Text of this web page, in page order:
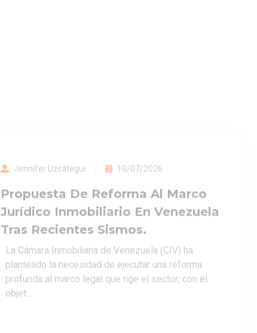
LEER MÁS COMPARTIR
Jennifer Uzcátegui 03/07/2026
Guía De Gestión De Riesgo Sísmico